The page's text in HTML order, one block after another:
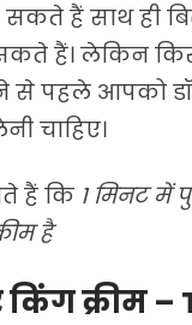
हैं साथ ही
हैं। लेकिन
से पहले आपको
चाहिए।
हैं कि 1 मिनट में
है
किंग क्रीम –